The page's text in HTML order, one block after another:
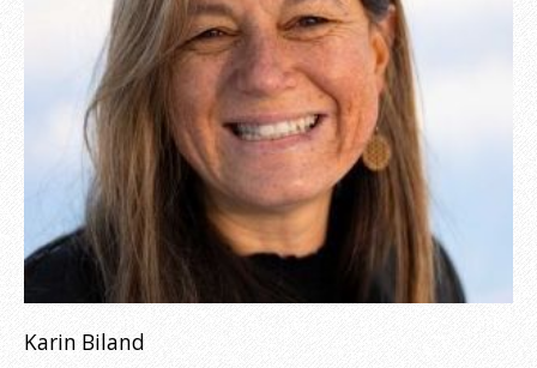
Karin Biland